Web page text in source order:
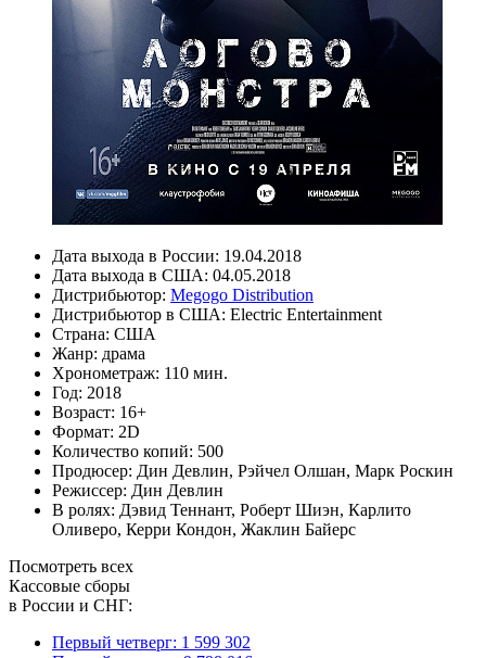
Дата выхода в России: 19.04.2018
Дата выхода в США: 04.05.2018
Дистрибьютор: Megogo Distribution
Дистрибьютор в США: Electric Entertainment
Страна: США
Жанр: драма
Хронометраж: 110 мин.
Год: 2018
Возраст: 16+
Формат: 2D
Количество копий: 500
Продюсер: Дин Девлин, Рэйчел Олшан, Марк Роскин
Режиссер: Дин Девлин
В ролях: Дэвид Теннант, Роберт Шиэн, Карлито
Оливеро, Керри Кондон, Жаклин Байерс
Посмотреть всех
Кассовые сборы
в России и СНГ:
Первый четверг: 1 599 302